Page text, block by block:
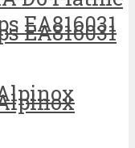
EA816031
EA816031